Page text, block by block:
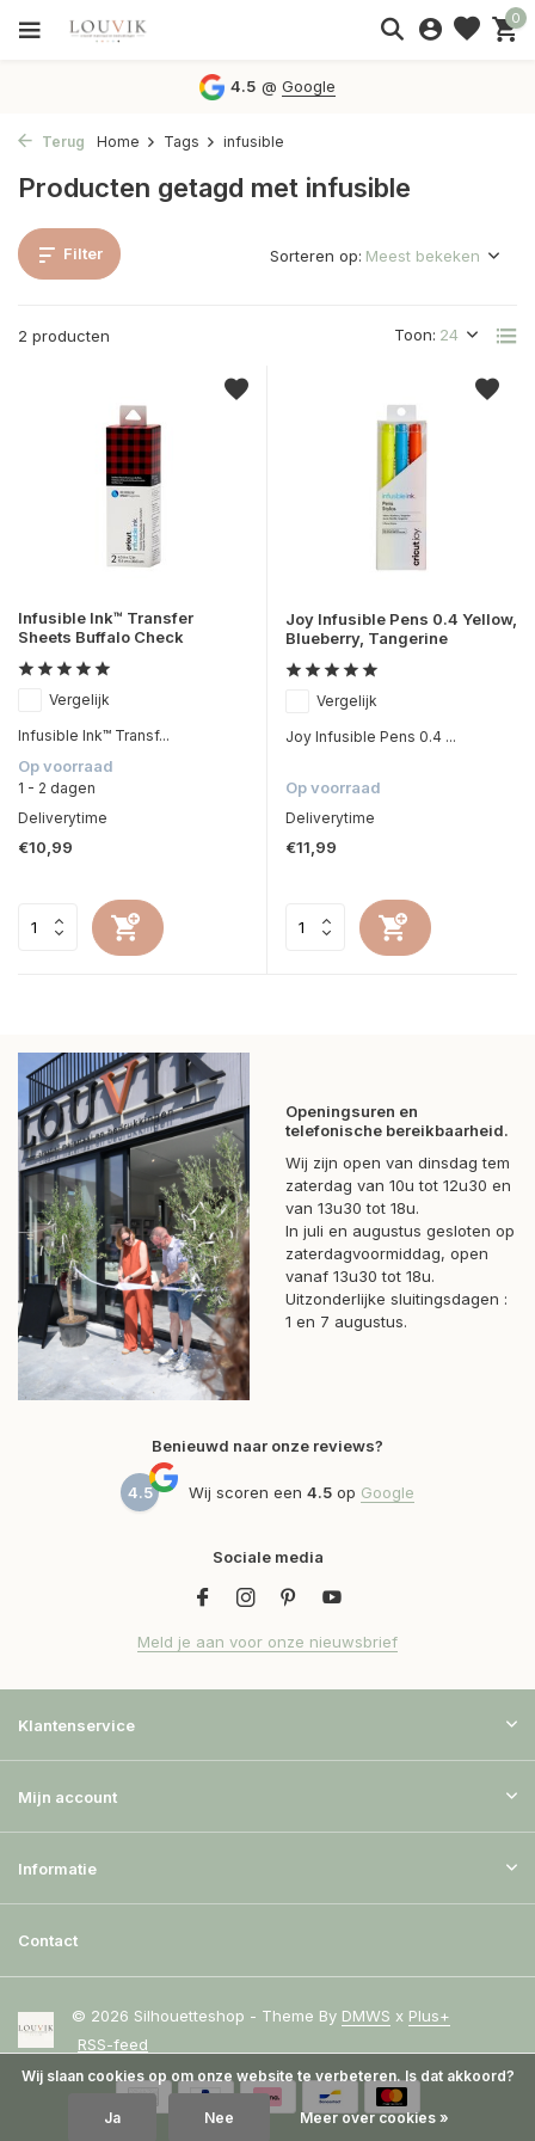
0
4.5 @Google
Terug Home Tags infusible
Producten getagd met infusible
Filter
2 producten Toon:
Sorteren op:
Infusible Ink™ Transfer
Sheets Buffalo Check
Vergelijk
Infusible Ink™ Transf...
Op voorraad
1 - 2 dagen
Deliverytime
€10,99
Joy Infusible Pens 0.4 Yellow,
Blueberry, Tangerine
Vergelijk
Joy Infusible Pens 0.4 ...
Op voorraad
Deliverytime
€11,99
Openingsuren en
telefonische bereikbaarheid.
Wij zijn open van dinsdag tem
zaterdag van 10u tot 12u30 en
van 13u30 tot 18u.
In juli en augustus gesloten op
zaterdagvoormiddag, open
vanaf 13u30 tot 18u.
Uitzonderlijke sluitingsdagen :
1 en 7 augustus.
Benieuwd naar onze reviews?
4.5 Wij scoren een 4.5 op Google
Sociale media
Meld je aan voor onze nieuwsbrief
Klantenservice
Mijn account
Informatie
Contact
© 2026 Silhouetteshop - Theme By DMWS x Plus+
RSS-feed
Wij slaan cookies op om onze website te verbeteren. Is dat akkoord?
Ja Nee Meer over cookies »